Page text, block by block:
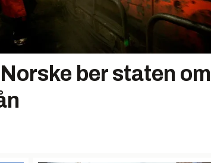
ber staten om